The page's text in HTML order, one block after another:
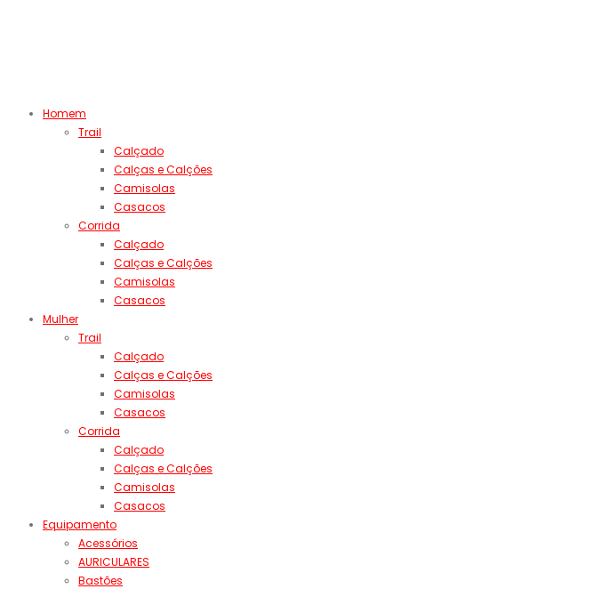
Homem
Trail
Calçado
Calças e Calções
Camisolas
Casacos
Corrida
Calçado
Calças e Calções
Camisolas
Casacos
Mulher
Trail
Calçado
Calças e Calções
Camisolas
Casacos
Corrida
Calçado
Calças e Calções
Camisolas
Casacos
Equipamento
Acessórios
AURICULARES
Bastões